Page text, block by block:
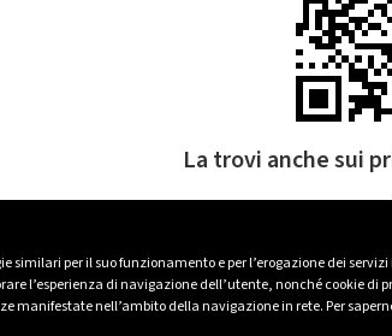
similari per il suo funzionamento e per l’erogazione dei
l’esperienza di navigazione dell’utente, nonché cookie di
manifestate nell’ambito della navigazione in rete. Per
La trovi anche sui